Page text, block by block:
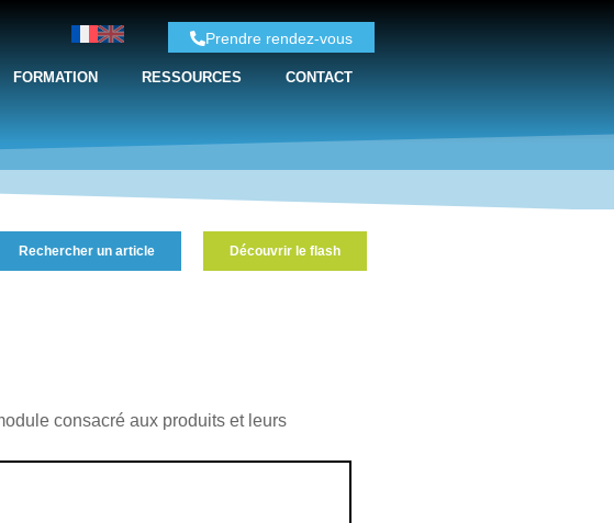
Prendre rendez-vous
FORMATION RESSOURCES CONTACT
Rechercher un article Découvrir le flash
consacré aux produits et leurs